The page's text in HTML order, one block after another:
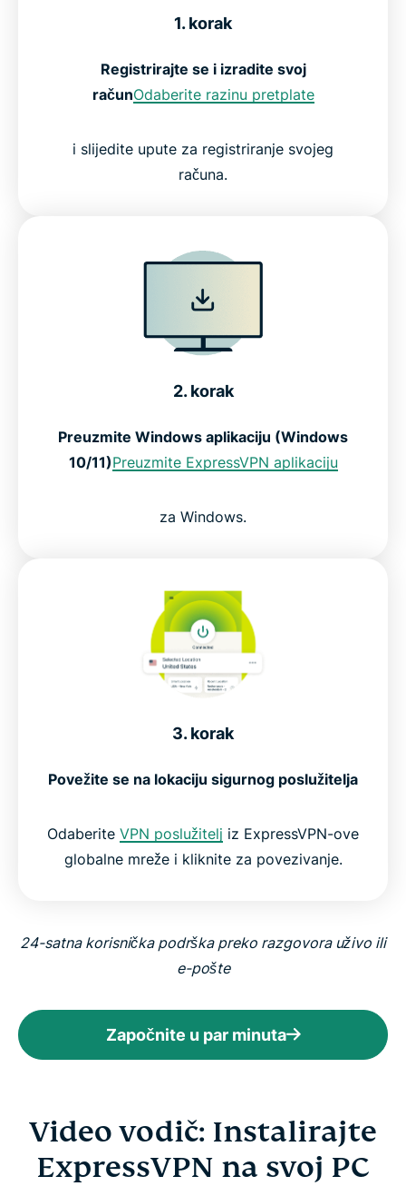
1. korak
Registrirajte se i izradite svoj
računOdaberite razinu pretplate
i slijedite upute za registriranje svojeg
računa.
2. korak
Preuzmite Windows aplikaciju (Windows
10/11)Preuzmite ExpressVPN aplikaciju
za Windows.
3. korak
Povežite se na lokaciju sigurnog poslužitelja
Odaberite VPN poslužitelj iz ExpressVPN-ove
globalne mreže i kliknite za povezivanje.
24-satna korisnička podrška preko razgovora uživo ili
e-pošte
Započnite u par minuta
Video vodič: Instalirajte
ExpressVPN na svoj PC